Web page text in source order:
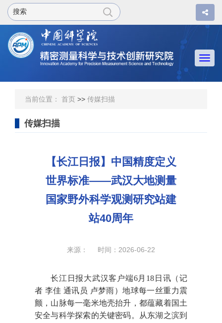
当前位置： 首页 >> 传媒扫描
传媒扫描
【长江日报】中国精度定义
世界标准——武汉大地测量
国家野外科学观测研究站建
站40周年
来源： 时间：2026-06-22
长江日报大武汉客户端6月18日讯（记
者 李佳 通讯员 卢梦雨）地球每一丝重力震
颤，山脉每一毫米地壳抬升，都蕴藏着国土
安全与科学探索的关键密码。从东湖之滨到